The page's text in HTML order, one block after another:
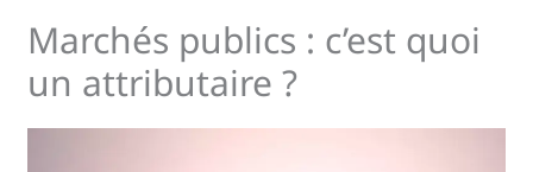
Marchés publics : c’est quoi
un attributaire ?